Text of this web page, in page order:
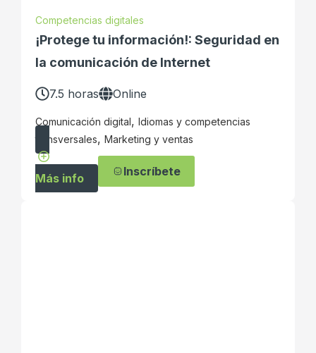
Competencias digitales
¡Protege tu información!: Seguridad en
la comunicación de Internet
7.5 horas Online
Comunicación digital, Idiomas y competencias
transversales, Marketing y ventas
Más info Inscríbete